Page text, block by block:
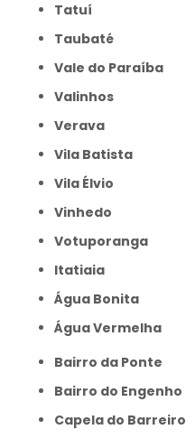
Tatuí
Taubaté
Vale do Paraíba
Valinhos
Verava
Vila Batista
Vila Élvio
Vinhedo
Votuporanga
itatiaia
Água Bonita
Água Vermelha
Bairro da Ponte
Bairro do Engenho
Capela do Barreiro